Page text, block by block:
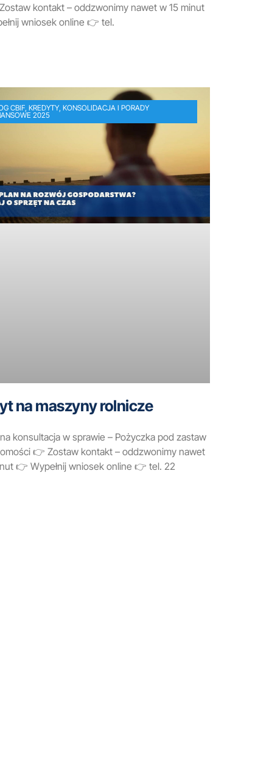
kontakt – oddzwonimy nawet w 15 minut
wniosek online 👉 tel.
CBIF, KREDYTY, KONSOLIDACJA I PORADY
2025
na maszyny rolnicze
konsultacja w sprawie – Pożyczka pod zastaw
👉 Zostaw kontakt – oddzwonimy nawet
👉 Wypełnij wniosek online 👉 tel. 22